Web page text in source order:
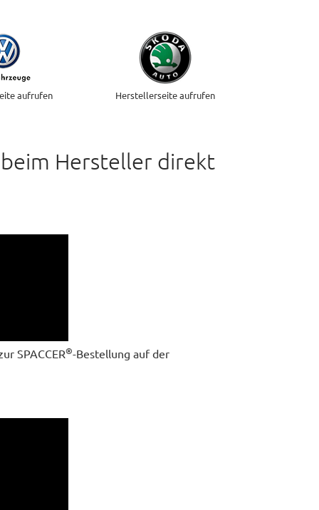
aufrufen Herstellerseite aufrufen
beim Hersteller direkt
SPACCER®-Bestellung auf der